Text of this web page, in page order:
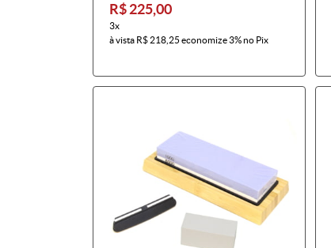
R$ 225,00
3x
à vista R$ 218,25 economize3%no Pix